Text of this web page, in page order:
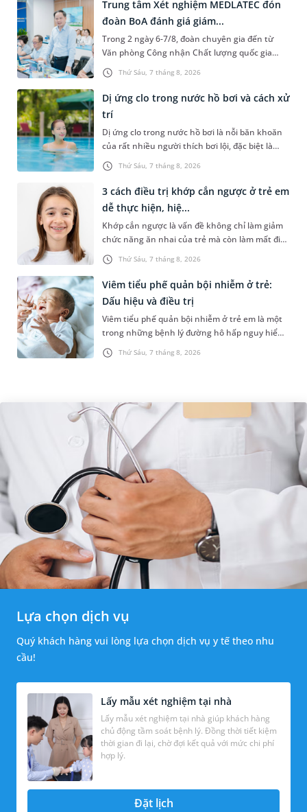
Thứ Sáu, 7 tháng 8, 2026
Trung tâm Xét nghiệm MEDLATEC đón
đoàn BoA đánh giá giám...
Trong 2 ngày 6-7/8, đoàn chuyên gia đến từ
Văn phòng Công nhận Chất lượng quốc gia
(BoA) đã ghi nhận và đánh giá cao nỗ lực duy trì
hệ thống quản lý chất lượ...
Thứ Sáu, 7 tháng 8, 2026
Dị ứng clo trong nước hồ bơi và cách xử
trí
Dị ứng clo trong nước hồ bơi là nỗi băn khoăn
của rất nhiều người thích bơi lội, đặc biệt là
những trường hợp thường xuyên bơi ở những
hồ bơi nhân tạo. Bài v...
Thứ Sáu, 7 tháng 8, 2026
3 cách điều trị khớp cắn ngược ở trẻ em
dễ thực hiện, hiệ...
Khớp cắn ngược là vấn đề không chỉ làm giảm
chức năng ăn nhai của trẻ mà còn làm mất đi
sự cân đối của khuôn mặt. Do đó, cần khắc
phục sớm tình trạng này để...
Thứ Sáu, 7 tháng 8, 2026
Viêm tiểu phế quản bội nhiễm ở trẻ:
Dấu hiệu và điều trị
Viêm tiểu phế quản bội nhiễm ở trẻ em là một
trong những bệnh lý đường hô hấp nguy hiểm,
thường bùng phát vào thời điểm giao mùa. Khi
những tổn thương ban đầ...
Lựa chọn dịch vụ
Quý khách hàng vui lòng lựa chọn dịch vụ y tế theo nhu
cầu!
Lấy mẫu xét nghiệm tại nhà
Lấy mẫu xét nghiệm tại nhà giúp khách hàng
chủ động tầm soát bệnh lý. Đồng thời tiết kiệm
thời gian đi lại, chờ đợi kết quả với mức chi phí
hợp lý.
Đặt lịch